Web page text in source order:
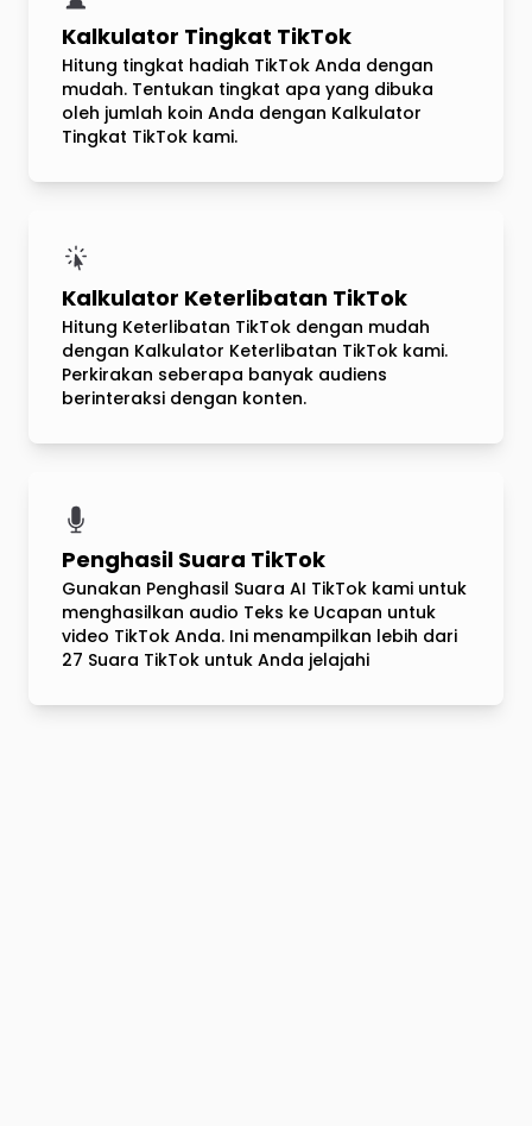
Kalkulator Tingkat TikTok
Hitung tingkat hadiah TikTok Anda dengan
mudah. Tentukan tingkat apa yang dibuka
oleh jumlah koin Anda dengan Kalkulator
Tingkat TikTok kami.
Kalkulator Keterlibatan TikTok
Hitung Keterlibatan TikTok dengan mudah
dengan Kalkulator Keterlibatan TikTok kami.
Perkirakan seberapa banyak audiens
berinteraksi dengan konten.
Penghasil Suara TikTok
Gunakan Penghasil Suara AI TikTok kami untuk
menghasilkan audio Teks ke Ucapan untuk
video TikTok Anda. Ini menampilkan lebih dari
27 Suara TikTok untuk Anda jelajahi